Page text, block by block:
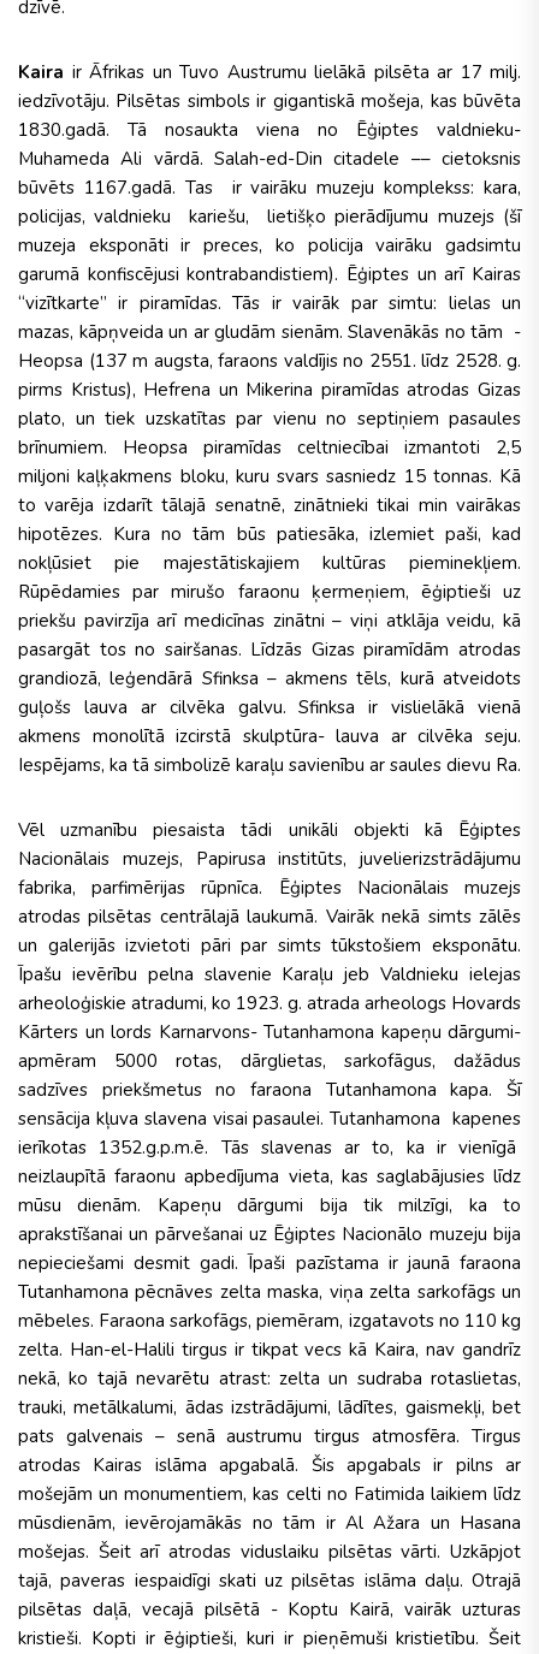
dzīvē.
Kaira ir Āfrikas un Tuvo Austrumu lielākā pilsēta ar 17 milj.
iedzīvotāju. Pilsētas simbols ir gigantiskā mošeja, kas būvēta
1830.gadā. Tā nosaukta viena no Ēģiptes valdnieku-
Muhameda Ali vārdā. Salah-ed-Din citadele –– cietoksnis
būvēts 1167.gadā. Tas ir vairāku muzeju komplekss: kara,
policijas, valdnieku kariešu, lietišķo pierādījumu muzejs (šī
muzeja eksponāti ir preces, ko policija vairāku gadsimtu
garumā konfiscējusi kontrabandistiem). Ēģiptes un arī Kairas
“vizītkarte” ir piramīdas. Tās ir vairāk par simtu: lielas un
mazas, kāpņveida un ar gludām sienām. Slavenākās no tām -
Heopsa (137 m augsta, faraons valdījis no 2551. līdz 2528. g.
pirms Kristus), Hefrena un Mikerina piramīdas atrodas Gizas
plato, un tiek uzskatītas par vienu no septiņiem pasaules
brīnumiem. Heopsa piramīdas celtniecībai izmantoti 2,5
miljoni kaļķakmens bloku, kuru svars sasniedz 15 tonnas. Kā
to varēja izdarīt tālajā senatnē, zinātnieki tikai min vairākas
hipotēzes. Kura no tām būs patiesāka, izlemiet paši, kad
nokļūsiet pie majestātiskajiem kultūras pieminekļiem.
Rūpēdamies par mirušo faraonu ķermeņiem, ēģiptieši uz
priekšu pavirzīja arī medicīnas zinātni – viņi atklāja veidu, kā
pasargāt tos no sairšanas. Līdzās Gizas piramīdām atrodas
grandiozā, leģendārā Sfinksa – akmens tēls, kurā atveidots
guļošs lauva ar cilvēka galvu. Sfinksa ir vislielākā vienā
akmens monolītā izcirstā skulptūra- lauva ar cilvēka seju.
Iespējams, ka tā simbolizē karaļu savienību ar saules dievu Ra.
Vēl uzmanību piesaista tādi unikāli objekti kā Ēģiptes
Nacionālais muzejs, Papirusa institūts, juvelierizstrādājumu
fabrika, parfimērijas rūpnīca. Ēģiptes Nacionālais muzejs
atrodas pilsētas centrālajā laukumā. Vairāk nekā simts zālēs
un galerijās izvietoti pāri par simts tūkstošiem eksponātu.
Īpašu ievērību pelna slavenie Karaļu jeb Valdnieku ielejas
arheoloģiskie atradumi, ko 1923. g. atrada arheologs Hovards
Kārters un lords Karnarvons- Tutanhamona kapeņu dārgumi-
apmēram 5000 rotas, dārglietas, sarkofāgus, dažādus
sadzīves priekšmetus no faraona Tutanhamona kapa. Šī
sensācija kļuva slavena visai pasaulei. Tutanhamona kapenes
ierīkotas 1352.g.p.m.ē. Tās slavenas ar to, ka ir vienīgā
neizlaupītā faraonu apbedījuma vieta, kas saglabājusies līdz
mūsu dienām. Kapeņu dārgumi bija tik milzīgi, ka to
aprakstīšanai un pārvešanai uz Ēģiptes Nacionālo muzeju bija
nepieciešami desmit gadi. Īpaši pazīstama ir jaunā faraona
Tutanhamona pēcnāves zelta maska, viņa zelta sarkofāgs un
mēbeles. Faraona sarkofāgs, piemēram, izgatavots no 110 kg
zelta. Han-el-Halili tirgus ir tikpat vecs kā Kaira, nav gandrīz
nekā, ko tajā nevarētu atrast: zelta un sudraba rotaslietas,
trauki, metālkalumi, ādas izstrādājumi, lādītes, gaismekļi, bet
pats galvenais – senā austrumu tirgus atmosfēra. Tirgus
atrodas Kairas islāma apgabalā. Šis apgabals ir pilns ar
mošejām un monumentiem, kas celti no Fatimida laikiem līdz
mūsdienām, ievērojamākās no tām ir Al Ažara un Hasana
mošejas. Šeit arī atrodas viduslaiku pilsētas vārti. Uzkāpjot
tajā, paveras iespaidīgi skati uz pilsētas islāma daļu. Otrajā
pilsētas daļā, vecajā pilsētā - Koptu Kairā, vairāk uzturas
kristieši. Kopti ir ēģiptieši, kuri ir pieņēmuši kristietību. Šeit